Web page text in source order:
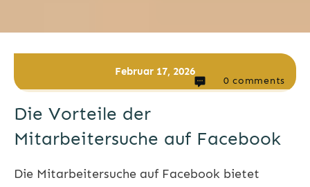
Februar 17, 2026
0 comments
Die Vorteile der
Mitarbeitersuche auf Facebook
Die Mitarbeitersuche auf Facebook bietet